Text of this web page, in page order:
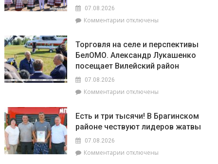
уголок
агрогородок
Лясковичи
07.08.2026
Комментарии к
из
Брагина
доехать
и
фестиваль
«Зов
отключены
Торговля на селе и перспективы
БелОМО. Александр Лукашенко
посещает Вилейский район
07.08.2026
Комментарии к
на
селе
БелОМО.
отключены
Есть и три тысячи! В Брагинском
районе чествуют лидеров жатвы
07.08.2026
Комментарии котключены